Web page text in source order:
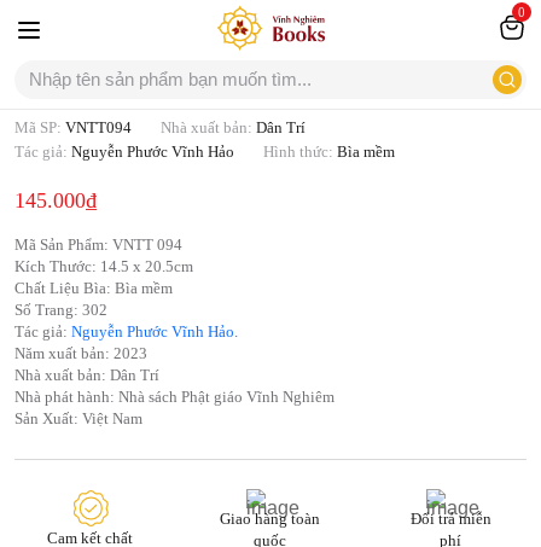
0
Thiên thần quét lá
Mã SP: VNTT094 Nhà xuất bản: Dân Trí
Tác giả: Nguyễn Phước Vĩnh Hảo Hình thức: Bìa mềm
145.000₫
Mã Sản Phẩm: VNTT 094
Kích Thước: 14.5 x 20.5cm
Chất Liệu Bìa: Bìa mềm
Số Trang: 302
Tác giả: Nguyễn Phước Vĩnh Hảo.
Năm xuất bản: 2023
Nhà xuất bản: Dân Trí
Nhà phát hành: Nhà sách Phật giáo Vĩnh Nghiêm
Sản Xuất: Việt Nam
Cam kết chất
Giao hàng toàn
quốc
Đổi trả miễn
phí